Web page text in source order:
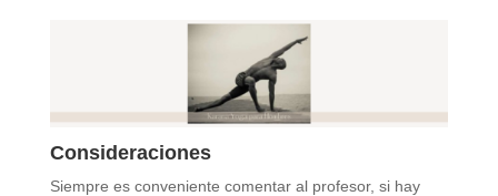
Consideraciones
Siempre es conveniente comentar al profesor, si hay